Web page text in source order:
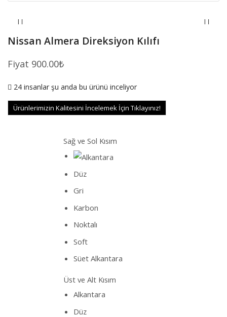
Nissan Almera Direksiyon Kılıfı
Fiyat 900.00₺
24 insanlar şu anda bu ürünü inceliyor
Ürünlerimizin Kalitesini İncelemek İçin Tıklayınız!
Sağ ve Sol Kısım
Düz
Gri
Karbon
Noktalı
Soft
Süet Alkantara
Üst ve Alt Kısım
Alkantara
Düz